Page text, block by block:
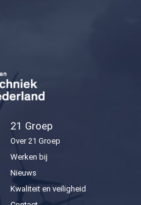
21 Groep
Over 21 Groep
Werken bij
Nieuws
Kwaliteit en veiligheid